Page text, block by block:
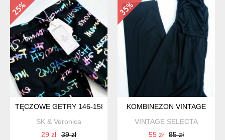
TĘCZOWE GETRY 146-158,
SK & Veronica
29 zł
39 zł
KOMBINEZON VINTAGE
VINTAGE SELECTA
55 zł
85 zł